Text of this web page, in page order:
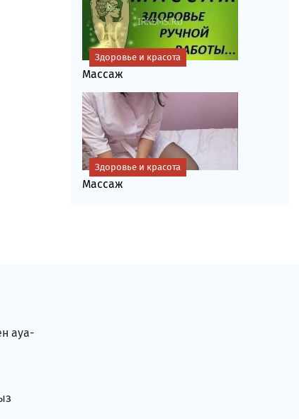
Массаж
Здоровье и красота
Массаж
Здоровье и красота
ауа-